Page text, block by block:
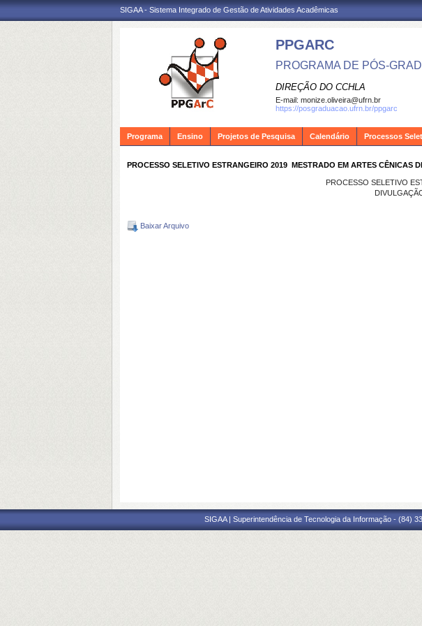
SIGAA - Sistema Integrado de Gestão de Atividades Acadêmicas
PPGARC
PROGRAMA DE PÓS-
DIREÇÃO DO CCHLA
E-mail: monize.oliveira@ufrn.br
https://posgraduacao.ufrn.br/ppgarc
Programa Ensino Projetos de Pesquisa Calendário Processos
PROCESSO SELETIVO ESTRANGEIRO 2019  MESTRADO EM ARTES CÊNICAS
PROCESSO SELETIVO
Baixar Arquivo
SIGAA | Superintendência de Tecnologia da Informação - (84)